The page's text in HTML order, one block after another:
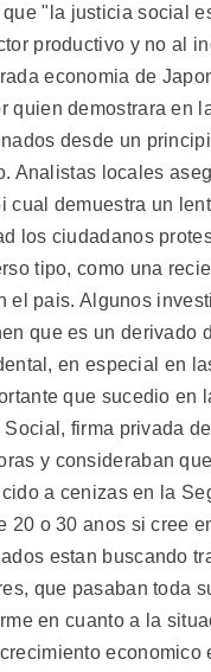
"la justicia social
productivo y no al
economia de
demostrara en
desde un
Analistas locales
demuestra un
los ciudadanos
tipo, como una
el pais. Algunos
que es un derivado
en especial en
que sucedio en
firma privada
y consideraban
a cenizas en la
o 30 anos si cree
estan buscando
que pasaban toda
en cuanto a la
economico